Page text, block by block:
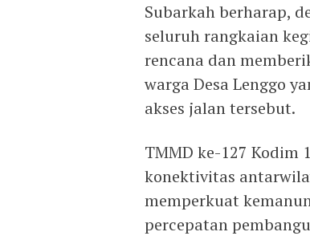
Subarkah berharap,
seluruh rangkaian
rencana dan
warga Desa Lenggo
akses jalan tersebut.
TMMD ke-127 Kodim
konektivitas
memperkuat
percepatan